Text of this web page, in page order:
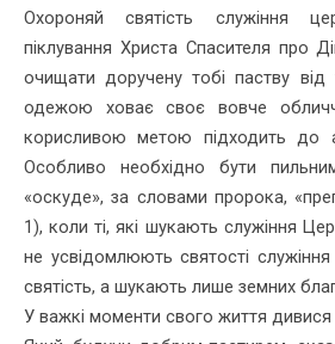
Охороняй святість служіння
піклування Христа Спасителя про
очищати доручену тобі паству
одежою ховає своє вовче
корисливою метою підходить до
Особливо необхідно бути
«оскуде», за словами пророка,
1), коли ті, які шукають служіння
не усвідомлюють святості
святість, а шукають лише земних
У важкі моменти свого життя дивися